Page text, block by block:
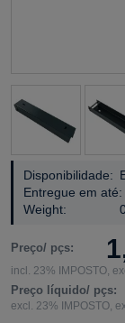
Disponibilidade:
Entregue em até:
Weight:
Preço/ pçs:
incl. 23% IMPOSTO,
Preço líquido/ pçs:
excl. 23% IMPOSTO,